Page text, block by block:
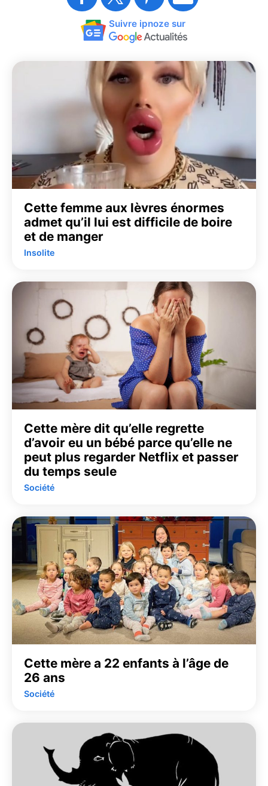
Suivre ipnoze sur
Cette femme aux lèvres énormes
admet qu’il lui est difficile de boire
et de manger
Insolite
Cette mère dit qu’elle regrette
d’avoir eu un bébé parce qu’elle ne
peut plus regarder Netflix et passer
du temps seule
Société
Cette mère a 22 enfants à l’âge de
26 ans
Société